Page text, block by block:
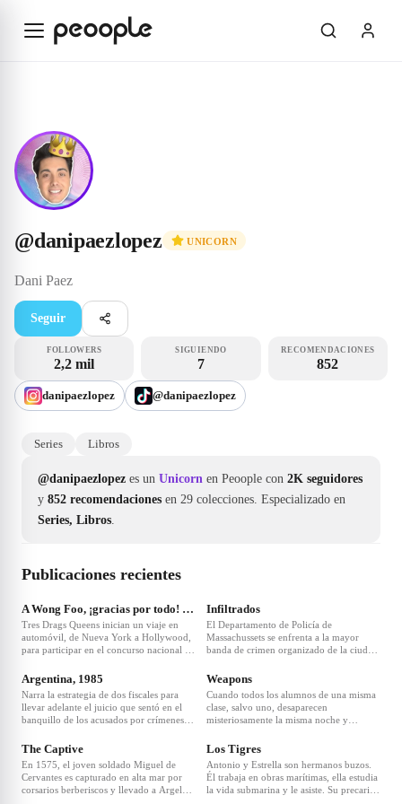
@danipaezlopez UNICORN
Dani Paez
Seguir
FOLLOWERS
2,2 mil
SIGUIENDO
7
RECOMENDACIONES
852
danipaezlopez @danipaezlopez
Series Libros
@danipaezlopez es un Unicorn en Peoople con 2K seguidores
y 852 recomendaciones en 29 colecciones. Especializado en
Series, Libros.
Publicaciones recientes
❤6
A Wong Foo, ¡gracias por todo! Julie Newmar
Tres Drags Queens inician un viaje en
automóvil, de Nueva York a Hollywood,
para participar en el concurso nacional de
estropea en un remoto y aislado pueblo,
donde todo el mundo lleva una existencia
triste y aburrida.
Infiltrados
El Departamento de Policía de
Massachussets se enfrenta a la mayor
banda de crimen organizado de la ciudad
acabar desde dentro con Frank Costello,
el poderoso jefe de la mafia irlandesa. El
encargado de infiltrarse en la banda es un
joven novato, Billy Costigan. Mientras
Billy intenta ganarse la confianza de
Sullivan, sube rápidamente de categoría y
ocupa un puesto en la unidad de
Investigaciones Especiales, grupo de élite
cuya misión también es acabar con
❤3
Argentina, 1985
Narra la estrategia de dos fiscales para
llevar adelante el juicio que sentó en el
banquillo de los acusados por crímenes
la última dictadura militar.
❤ 2
Weapons
Cuando todos los alumnos de una misma
clase, salvo uno, desaparecen
misteriosamente la misma noche y
ciudad donde viven se pregunta quién o
qué está detrás de su desaparición.
❤3
The Captive
En 1575, el joven soldado Miguel de
Cervantes es capturado en alta mar por
corsarios berberiscos y llevado a Argel
❤4
Los Tigres
Antonio y Estrella son hermanos buzos.
Él trabaja en obras marítimas, ella estudia
la vida submarina y le asiste. Su precaria
❤3